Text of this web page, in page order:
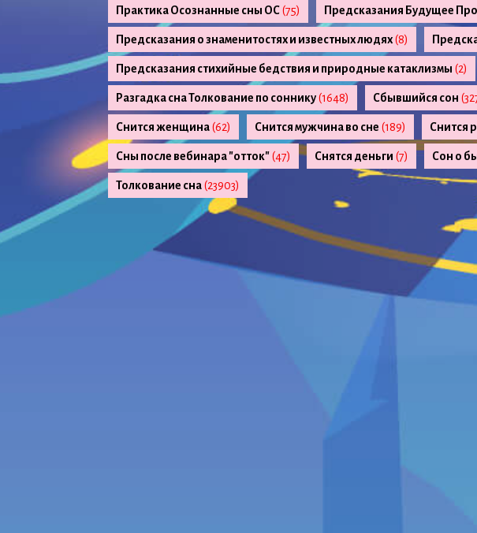
Практика Осознанные сны ОС(75) Предсказания Будущее
Предсказания о знаменитостях и известных людях(8)
Предсказания стихийные бедствия и природные катаклизмы (2)
Разгадка сна Толкование по соннику(1648) Сбывшийся сон
Снится женщина(62) Снится мужчина во сне (189) Снится
Сны после вебинара "отток"(47) Снятся деньги (7) Сон о
Толкование сна(23903)